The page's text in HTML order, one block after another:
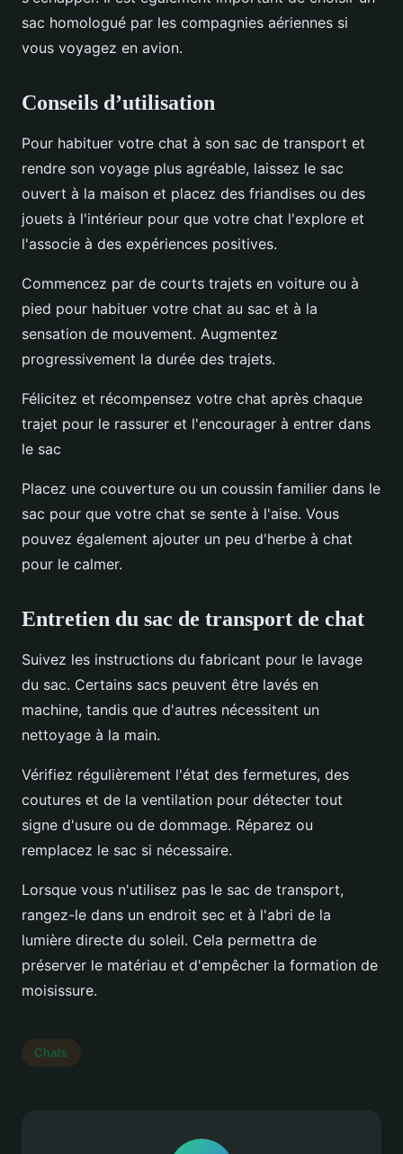
sac homologué par les compagnies aériennes si
vous voyagez en avion.
Conseils d’utilisation
Pour habituer votre chat à son sac de transport et
rendre son voyage plus agréable, laissez le sac
ouvert à la maison et placez des friandises ou des
jouets à l'intérieur pour que votre chat l'explore et
l'associe à des expériences positives.
Commencez par de courts trajets en voiture ou à
pied pour habituer votre chat au sac et à la
sensation de mouvement. Augmentez
progressivement la durée des trajets.
Félicitez et récompensez votre chat après chaque
trajet pour le rassurer et l'encourager à entrer dans
le sac
Placez une couverture ou un coussin familier dans le
sac pour que votre chat se sente à l'aise. Vous
pouvez également ajouter un peu d'herbe à chat
pour le calmer.
Entretien du sac de transport de chat
Suivez les instructions du fabricant pour le lavage
du sac. Certains sacs peuvent être lavés en
machine, tandis que d'autres nécessitent un
nettoyage à la main.
Vérifiez régulièrement l'état des fermetures, des
coutures et de la ventilation pour détecter tout
signe d'usure ou de dommage. Réparez ou
remplacez le sac si nécessaire.
Lorsque vous n'utilisez pas le sac de transport,
rangez-le dans un endroit sec et à l'abri de la
lumière directe du soleil. Cela permettra de
préserver le matériau et d'empêcher la formation de
moisissure.
Chats